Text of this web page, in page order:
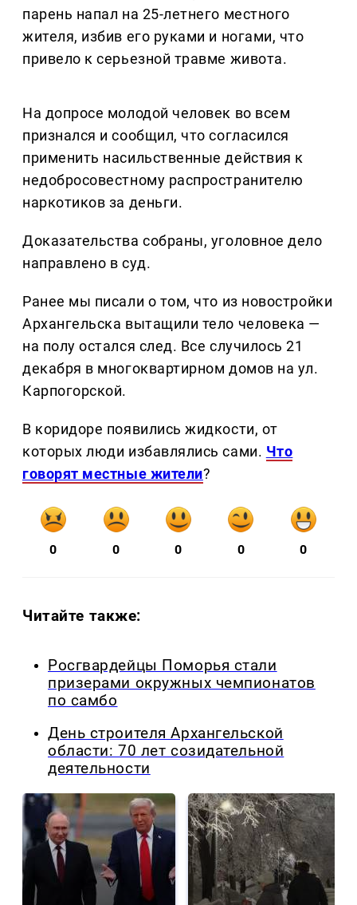
парень напал на 25-летнего местного
жителя, избив его руками и ногами, что
привело к серьезной травме живота.
На допросе молодой человек во всем
признался и сообщил, что согласился
применить насильственные действия к
недобросовестному распространителю
наркотиков за деньги.
Доказательства собраны, уголовное дело
направлено в суд.
Ранее мы писали о том, что из новостройки
Архангельска вытащили тело человека —
на полу остался след. Все случилось 21
декабря в многоквартирном домов на ул.
Карпогорской.
В коридоре появились жидкости, от
которых люди избавлялись сами. Что
говорят местные жители?
0 0 0 0 0
Читайте также:
Росгвардейцы Поморья стали
призерами окружных чемпионатов
по самбо
День строителя Архангельской
области: 70 лет созидательной
деятельности